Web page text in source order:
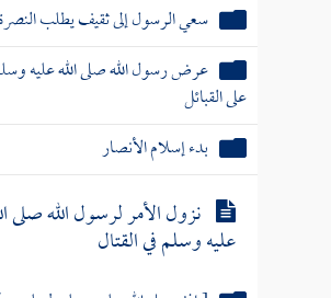
سعي الرسول إلى ثقيف يطلب
عرض رسول الله صلى الله عليه
على القبائل
بدء إسلام الأنصار
نزول الأمر لرسول الله صلى
عليه وسلم في القتال